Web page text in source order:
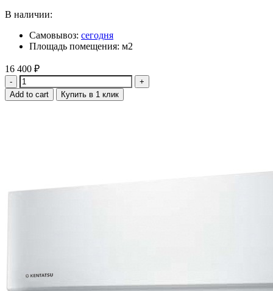
В наличии:
Самовывоз: сегодня
Площадь помещения: м2
16 400 ₽
Quantity
Add to cart Купить в 1 клик